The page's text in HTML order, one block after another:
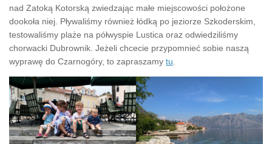
nad Zatoką Kotorską zwiedzając małe miejscowości położone
dookoła niej. Pływaliśmy również łódką po jeziorze Szkoderskim,
testowaliśmy plaże na półwyspie Lustica oraz odwiedziliśmy
chorwacki Dubrownik. Jeżeli chcecie przypomnieć sobie naszą
wyprawę do Czarnogóry, to zapraszamy tu